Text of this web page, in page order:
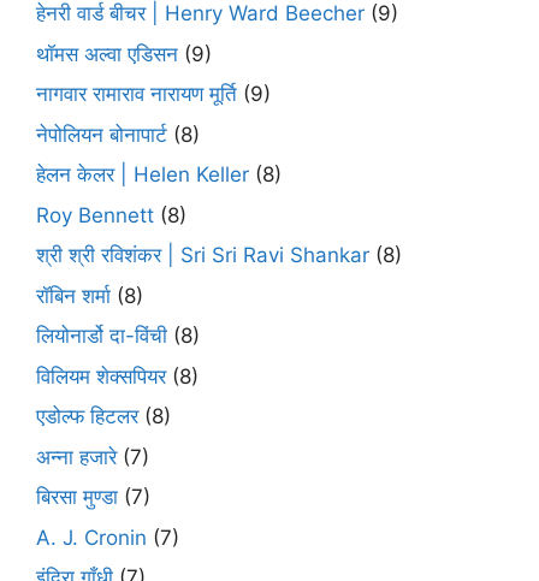
हेनरी वार्ड बीचर | Henry Ward Beecher (9)
थॉमस अल्वा एडिसन (9)
नागवार रामाराव नारायण मूर्ति (9)
नेपोलियन बोनापार्ट (8)
हेलन केलर | Helen Keller (8)
Roy Bennett (8)
श्री श्री रविशंकर | Sri Sri Ravi Shankar (8)
रॉबिन शर्मा (8)
लियोनार्डो दा-विंची (8)
विलियम शेक्सपियर(8)
एडोल्फ हिटलर(8)
अन्ना हजारे(7)
बिरसा मुण्डा (7)
A. J. Cronin (7)